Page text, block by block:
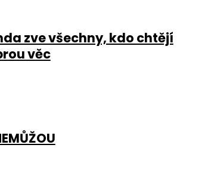
zve všechny, kdo chtějí
věc